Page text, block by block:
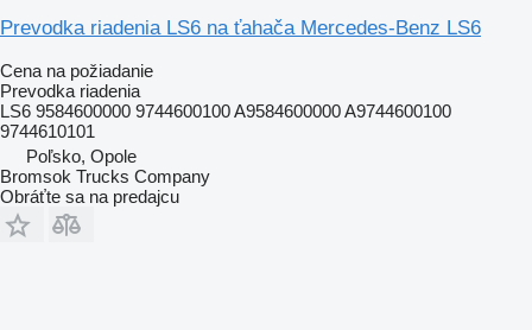
Prevodka riadenia LS6 na ťahača Mercedes-Benz LS6
Cena na požiadanie
Prevodka riadenia
LS6 9584600000 9744600100 A9584600000 A9744600100
9744610101
Poľsko, Opole
Bromsok Trucks Company
Obráťte sa na predajcu